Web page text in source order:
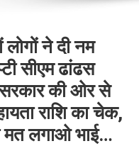
लोगों ने दी नम
सीएम ढांढस
सरकार की ओर से
राशि का चेक,
मत लगाओ भाई…